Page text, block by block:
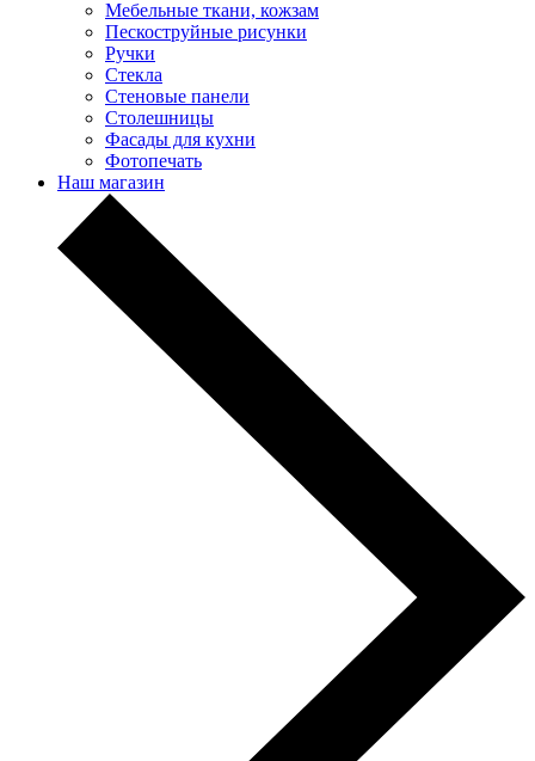
Мебельные ткани, кожзам
Пескоструйные рисунки
Ручки
Стекла
Стеновые панели
Столешницы
Фасады для кухни
Фотопечать
Наш магазин